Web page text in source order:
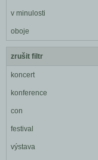
v minulosti
oboje
zrušit filtr
koncert
konference
con
festival
výstava